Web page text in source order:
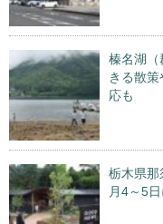
榛名湖
きる散
応も
栃木県
月4～5